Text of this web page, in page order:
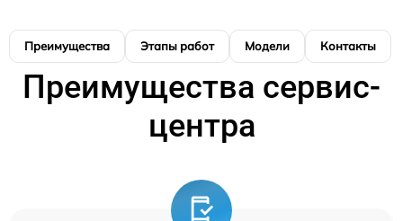
Преимущества Этапы работ Модели Контакты
Преимущества сервис-
центра